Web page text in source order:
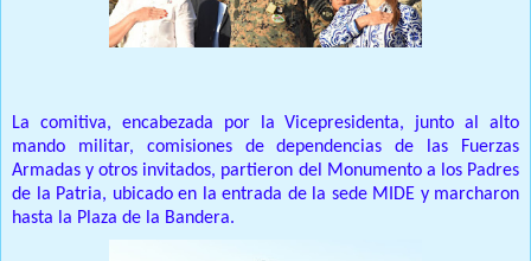
La comitiva, encabezada por la Vicepresidenta, junto al alto
mando militar, comisiones de dependencias de las Fuerzas
Armadas y otros invitados, partieron del Monumento a los Padres
de la Patria, ubicado en la entrada de la sede MIDE y marcharon
hasta la Plaza de la Bandera.